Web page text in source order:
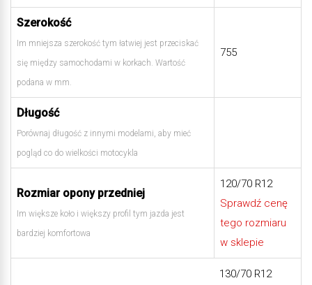
Szerokość
Im mniejsza szerokość tym łatwiej jest przeciskać
się między samochodami w korkach. Wartość
podana w mm.
755
Długość
Porównaj długość z innymi modelami, aby mieć
pogląd co do wielkości motocykla
Rozmiar opony przedniej
Im większe koło i większy profil tym jazda jest
bardziej komfortowa
120/70 R12
Sprawdź cenę
tego rozmiaru
w sklepie
130/70 R12